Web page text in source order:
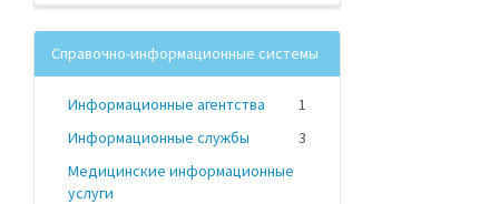
Справочно-информационные системы
Информационные агентства
1
Информационные службы
3
Медицинские информационные
услуги